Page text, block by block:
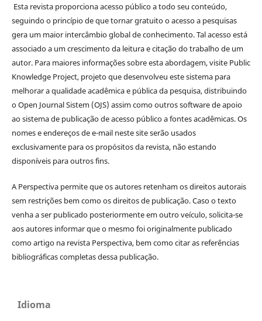
Esta revista proporciona acesso público a todo seu conteúdo,
seguindo o princípio de que tornar gratuito o acesso a pesquisas
gera um maior intercâmbio global de conhecimento. Tal acesso está
associado a um crescimento da leitura e citação do trabalho de um
autor. Para maiores informações sobre esta abordagem, visite Public
Knowledge Project, projeto que desenvolveu este sistema para
melhorar a qualidade acadêmica e pública da pesquisa, distribuindo
o Open Journal Sistem (OJS) assim como outros software de apoio
ao sistema de publicação de acesso público a fontes acadêmicas. Os
nomes e endereços de e-mail neste site serão usados
exclusivamente para os propósitos da revista, não estando
disponíveis para outros fins.
A Perspectiva permite que os autores retenham os direitos autorais
sem restrições bem como os direitos de publicação. Caso o texto
venha a ser publicado posteriormente em outro veículo, solicita-se
aos autores informar que o mesmo foi originalmente publicado
como artigo na revista Perspectiva, bem como citar as referências
bibliográficas completas dessa publicação.
Idioma